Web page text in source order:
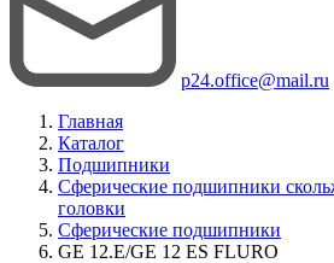
p24.office@mail.ru
Главная
Каталог
Подшипники
Сферические подшипники
головки
Сферические подшипники
GE 12.E/GE 12 ES FLURO